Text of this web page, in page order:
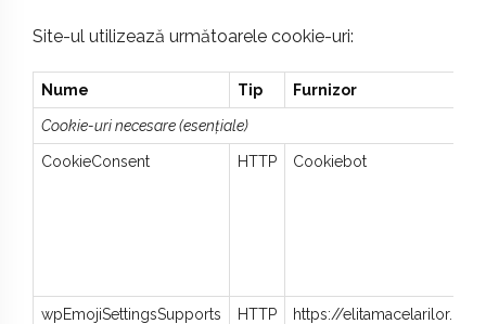
Site-ul utilizează următoarele cookie-uri:
Nume Tip Furnizor
Cookie-uri necesare (esențiale)
CookieConsent HTTP Cookiebot
wpEmojiSettingsSupports HTTP https://elitamacelarilor.ro/